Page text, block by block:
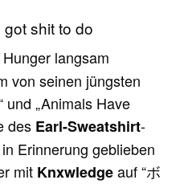
shit to do
langsam
von seinen jüngsten
und „Animals Have
des Earl-Sweatshirt-
Erinnerung geblieben
mit Knxwledgeauf “ボ